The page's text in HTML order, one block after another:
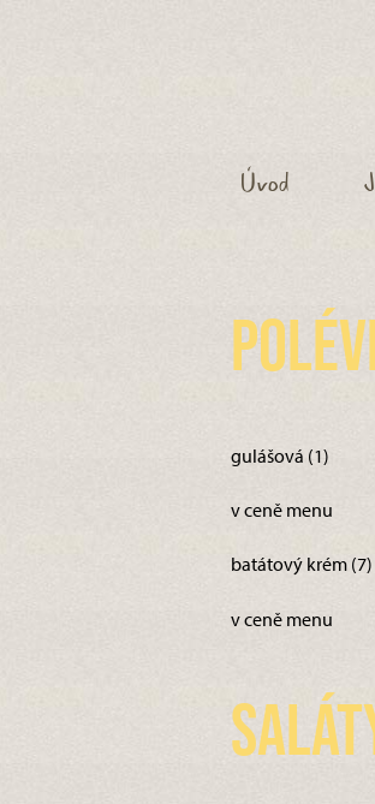
Úvod
gulášová (1)
v ceně menu
batátový krém
v ceně menu